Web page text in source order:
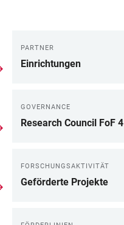
LINKS
PARTNER
Einrichtungen
GOVERNANCE
Research Council FoF 4
FORSCHUNGSAKTIVITÄT
Geförderte Projekte